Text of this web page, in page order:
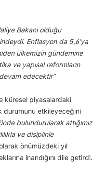
Bakanı olduğu
Enflasyon da 5,6’ya
ülkemizin gündemine
ve yapısal reformların
edecektir”
küresel piyasalardaki
durumunu etkileyeceğini
bulundurularak attığımız
ve disiplinle
önümüzdeki yıl
inandığını dile getirdi.